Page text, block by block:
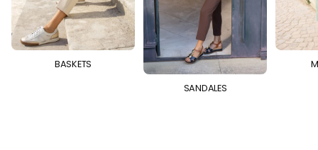
BASKETS
SANDALES